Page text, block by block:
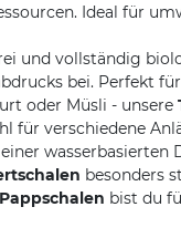
Ideal für
und vollständig
bei. Perfekt
oder Müsli - unsere
für verschiedene
wasserbasierten
besonders
Pappschalen bist du